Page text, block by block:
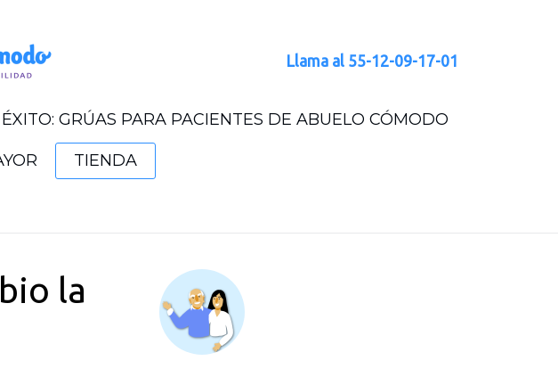
Llama al 55-12-09-17-01
GRÚAS PARA PACIENTES DE ABUELO CÓMODO
TIENDA
la